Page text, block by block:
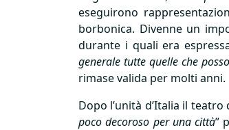
eseguirono
borbonica. Divenne un
durante i quali era
generale tutte quelle che
rimase valida per molti anni.
Dopo l’unità d’Italia il
poco decoroso per una città”